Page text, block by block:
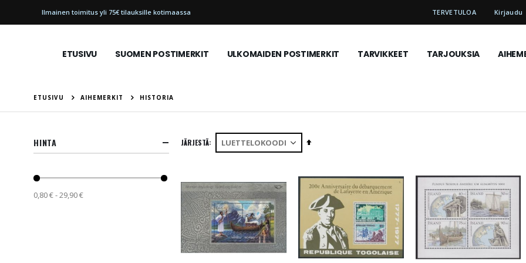
TERVETULOA Kirjaudu
Ilmainen toimitus yli 75€ tilauksille kotimaassa
ETUSIVU SUOMEN POSTIMERKIT ULKOMAIDEN POSTIMERKIT TARVIKKEET TARJOUKSIA
ETUSIVU AIHEMERKIT HISTORIA
JÄRJESTÄ
Aseta
HINTA
0,80 € - 29,90 €